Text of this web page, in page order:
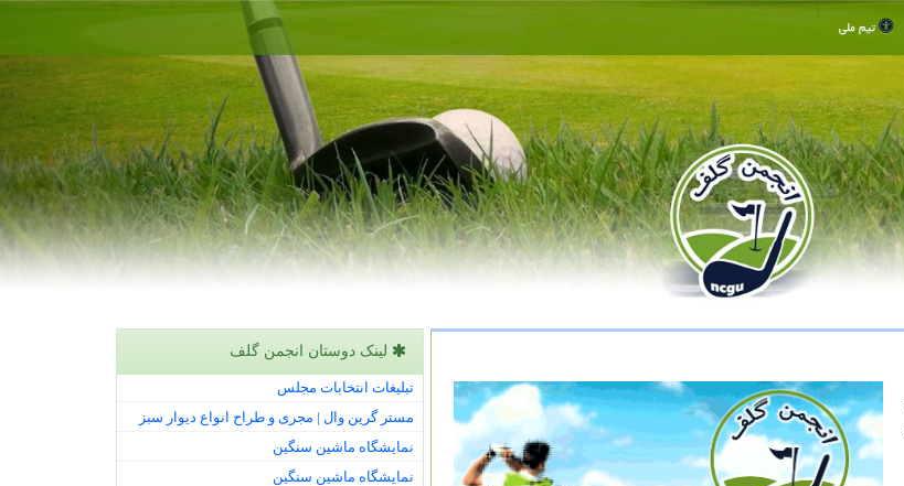
تیم ملی
لینک دوستان انجمن گلف
تبلیغات انتخابات مجلس
مستر گرین وال | مجری و طراح انواع دیوار سبز
نمایشگاه ماشین سنگین
نمایشگاه ماشین سنگین